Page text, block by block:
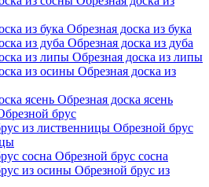
Обрезная доска из бука
Обрезная доска из дуба
Обрезная доска из липы
Обрезная доска из
Обрезная доска ясень
брус
Обрезной брус
Обрезной брус сосна
Обрезной брус из